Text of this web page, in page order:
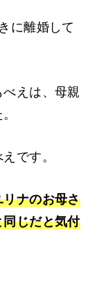
に離婚して
えは、母親
です。
ナのお母さ
じだと気付